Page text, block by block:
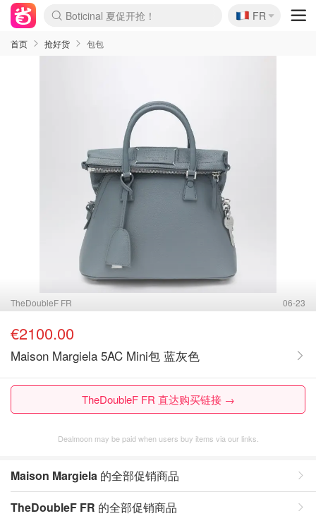
4折！lulu周四疯狂上新
还没结束！&OtherStories大促
Joybuy变相75折 随时失效
速领！Stanley独家85折
疑似霸哥！Camper额外叠85折
Zalando 奥莱闪促！每日更新
Moncler反季囤！5折起+叠9折
Coach Brooklyn仅€192
🇫🇷
FR
首页 抢好货 包包
TheDoubleF FR 06-23
€2100.00
Maison Margiela 5AC Mini包 蓝灰色
TheDoubleF FR 直达购买链接 →
Dealmoon may be paid when users buy items via our links.
Maison Margiela 的全部促销商品
TheDoubleF FR 的全部促销商品